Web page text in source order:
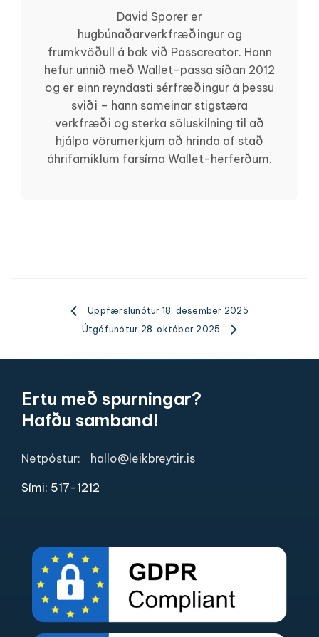
David Sporer er
hugbúnaðarverkfræðingur og
frumkvöðull á bak við Passcreator. Hann
hefur unnið með Wallet-passa síðan 2012
og er einn reyndasti sérfræðingur á þessu
sviði – hann sameinar stigstæra
verkfræði og sterka söluskilning til að
hjálpa vörumerkjum að hrinda af stað
áhrifamiklum farsíma Wallet-herferðum.
Uppfærslunótur 18. desember 2025
Útgáfunótur 28. október 2025
Ertu með spurningar?
Hafðu samband!
Netpóstur: hallo@leikbreytir.is
Sími: 517-1212​